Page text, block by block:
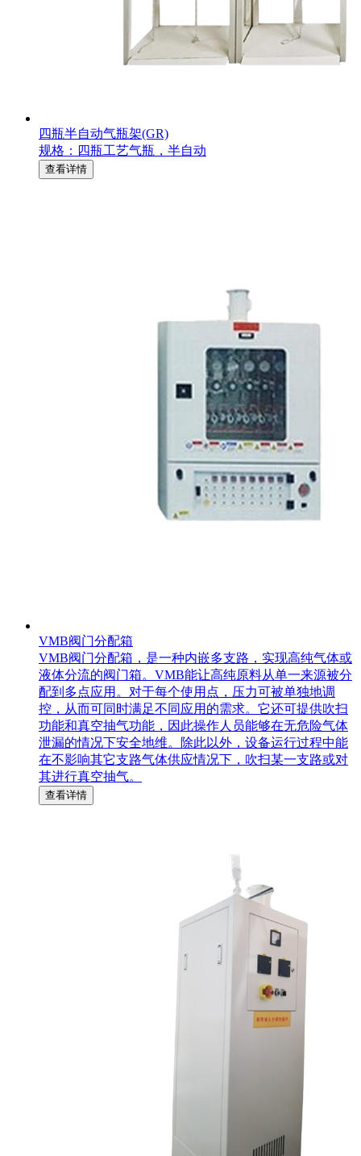
四瓶半自动气瓶架(GR)
规格：四瓶工艺气瓶，半自动
查看详情
VMB阀门分配箱
VMB阀门分配箱，是一种内嵌多支路，实现高纯气体或
液体分流的阀门箱。VMB能让高纯原料从单一来源被分
配到多点应用。对于每个使用点，压力可被单独地调
控，从而可同时满足不同应用的需求。它还可提供吹扫
功能和真空抽气功能，因此操作人员能够在无危险气体
泄漏的情况下安全地维。除此以外，设备运行过程中能
在不影响其它支路气体供应情况下，吹扫某一支路或对
其进行真空抽气。
查看详情